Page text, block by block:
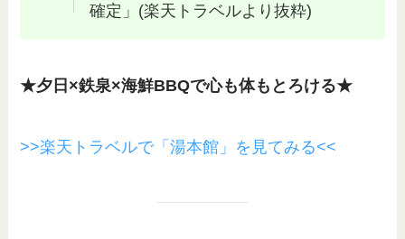
確定」(楽天トラベルより抜粋)
★夕日×鉄泉×海鮮BBQで心も体もとろける★
>>楽天トラベルで「湯本館」を見てみる<<